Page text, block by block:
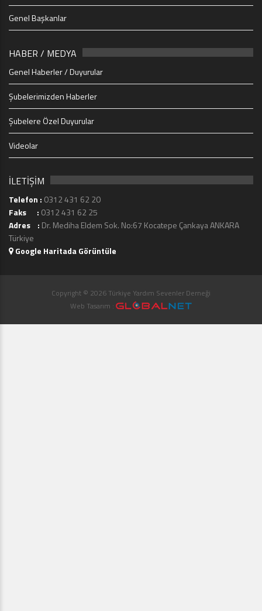
Genel Başkanlar
HABER / MEDYA
Genel Haberler / Duyurular
Şubelerimizden Haberler
Şubelere Özel Duyurular
Videolar
İLETİŞİM
Telefon : 0312 431 62 20
Faks : 0312 431 62 25
Adres : Dr. Mediha Eldem Sok. No:67 Kocatepe Çankaya ANKARA
Türkiye
Google Haritada Görüntüle
Copyright © 2026 Türkiye Yardım Sevenler Derneği
Web Tasarım :